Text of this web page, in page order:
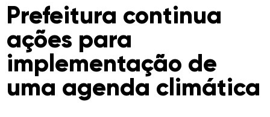
Prefeitura continua
ações para
implementação de
uma agenda climática